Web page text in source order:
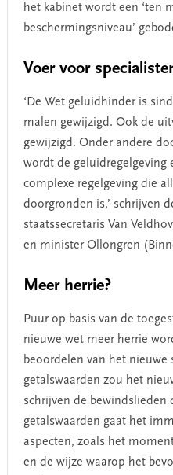
het kabinet wordt een ‘ten
beschermingsniveau’
Voer voor
‘De Wet geluidhinder is
malen gewijzigd. Ook de
gewijzigd. Onder andere
wordt de geluidregelgeving
complexe regelgeving die
doorgronden is,’ schrijven
staatssecretaris Van
en minister Ollongren
Meer herrie?
Puur op basis van de
nieuwe wet meer herrie
beoordelen van het nieuwe
getalswaarden zou het
schrijven de bewindslieden
getalswaarden gaat het
aspecten, zoals het
en de wijze waarop het